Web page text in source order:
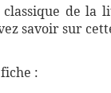
de la
savoir sur
: